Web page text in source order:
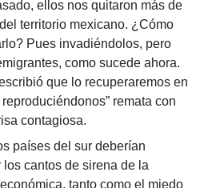
ellos nos quitaron más de
territorio mexicano. ¿Cómo
Pues invadiéndolos, pero
como sucede ahora.
que lo recuperaremos en
reproduciéndonos” remata con
contagiosa.
países del sur deberían
los cantos de sirena de la
tanto como el miedo